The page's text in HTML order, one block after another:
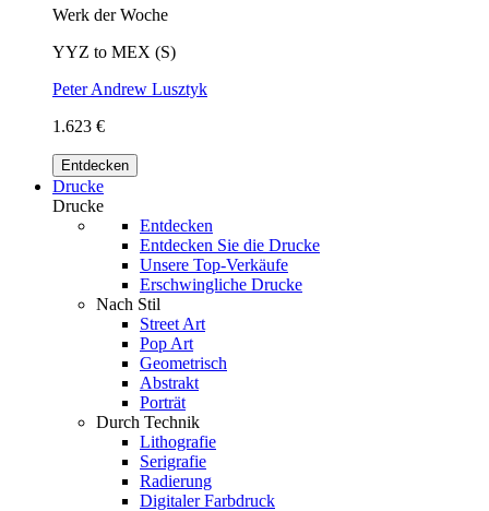
Werk der Woche
YYZ to MEX (S)
Peter Andrew Lusztyk
1.623 €
Entdecken
Drucke
Drucke
Entdecken
Entdecken Sie die Drucke
Unsere Top-Verkäufe
Erschwingliche Drucke
Nach Stil
Street Art
Pop Art
Geometrisch
Abstrakt
Porträt
Durch Technik
Lithografie
Serigrafie
Radierung
Digitaler Farbdruck